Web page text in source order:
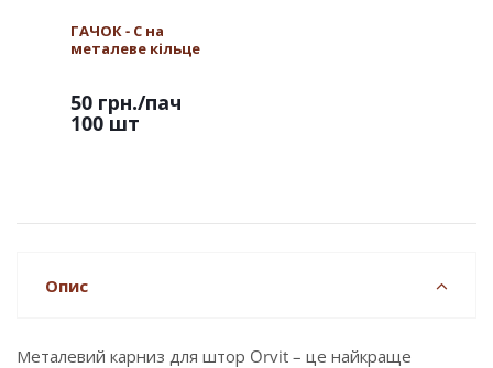
ГАЧОК - С на
металеве кільце
50 грн./пач
100 шт
Опис
Металевий карниз для штор Orvit – це найкраще